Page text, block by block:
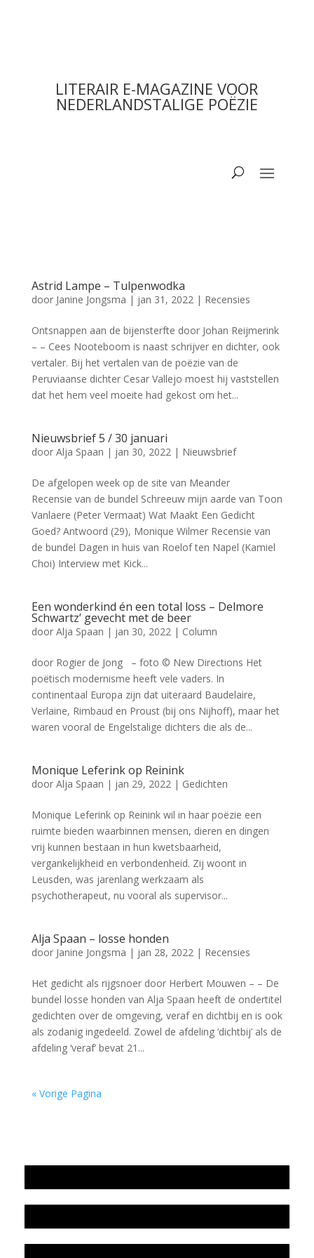
LITERAIR E-MAGAZINE VOOR
NEDERLANDSTALIGE POËZIE
Astrid Lampe – Tulpenwodka
door Janine Jongsma | jan 31, 2022| Recensies
Ontsnappen aan de bijensterfte door Johan Reijmerink
– – Cees Nooteboom is naast schrijver en dichter, ook
vertaler. Bij het vertalen van de poëzie van de
Peruviaanse dichter Cesar Vallejo moest hij vaststellen
dat het hem veel moeite had gekost om het...
Nieuwsbrief 5 / 30 januari
door Alja Spaan | jan 30, 2022| Nieuwsbrief
De afgelopen week op de site van Meander
Recensie van de bundel Schreeuw mijn aarde van Toon
Vanlaere (Peter Vermaat) Wat Maakt Een Gedicht
Goed? Antwoord (29), Monique Wilmer Recensie van
de bundel Dagen in huis van Roelof ten Napel (Kamiel
Choi) Interview met Kick...
Een wonderkind én een total loss – Delmore
Schwartz’ gevecht met de beer
door Alja Spaan | jan 30, 2022| Column
door Rogier de Jong – foto © New Directions Het
poëtisch modernisme heeft vele vaders. In
continentaal Europa zijn dat uiteraard Baudelaire,
Verlaine, Rimbaud en Proust (bij ons Nijhoff), maar het
waren vooral de Engelstalige dichters die als de...
Monique Leferink op Reinink
door Alja Spaan | jan 29, 2022| Gedichten
Monique Leferink op Reinink wil in haar poëzie een
ruimte bieden waarbinnen mensen, dieren en dingen
vrij kunnen bestaan in hun kwetsbaarheid,
vergankelijkheid en verbondenheid. Zij woont in
Leusden, was jarenlang werkzaam als
psychotherapeut, nu vooral als supervisor...
Alja Spaan – losse honden
door Janine Jongsma | jan 28, 2022| Recensies
Het gedicht als rijgsnoer door Herbert Mouwen – – De
bundel losse honden van Alja Spaan heeft de ondertitel
gedichten over de omgeving, veraf en dichtbij en is ook
als zodanig ingedeeld. Zowel de afdeling ‘dichtbij’ als de
afdeling ‘veraf’ bevat 21...
« Vorige Pagina